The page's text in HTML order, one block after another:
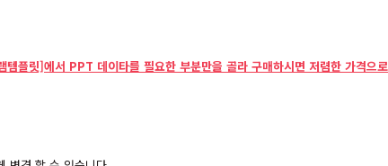
템플릿]에서 PPT 데이타를 필요한 부분만을 골라 구매하시면 저렴한 가격으